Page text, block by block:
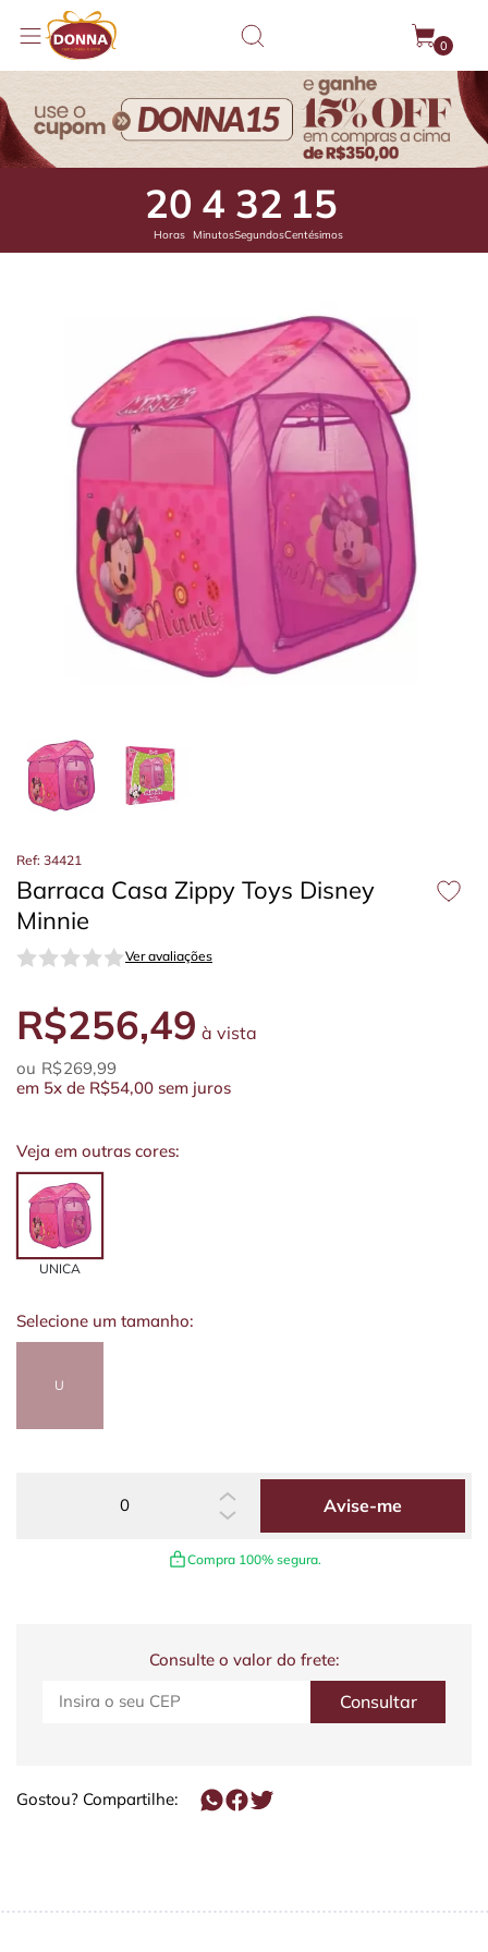
0
20
Horas
4
Minutos
31
Segundos
76
Centésimos
Ref: 34421
Barraca Casa Zippy Toys Disney
Minnie
Ver avaliações
R$256,49 à vista
R$269,99
em 5x de R$54,00 sem juros
Veja em outras cores:
UNICA
Selecione um tamanho:
U
Avise-me
Compra 100% segura.
Consulte o valor do frete:
Gostou? Compartilhe: